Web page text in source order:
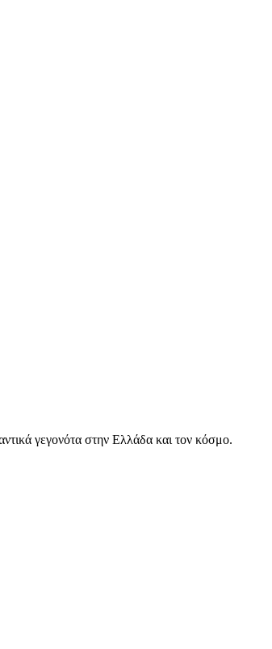
γεγονότα στην Ελλάδα και τον κόσμο.